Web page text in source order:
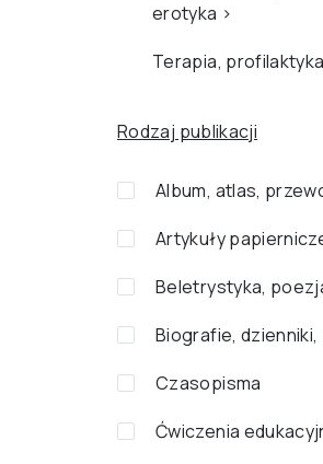
erotyka ›
Terapia, profilaktyka
Rodzaj publikacji
Album, atlas,
Artykuły
Beletrystyka,
Biografie,
Czasopisma
Ćwiczenia